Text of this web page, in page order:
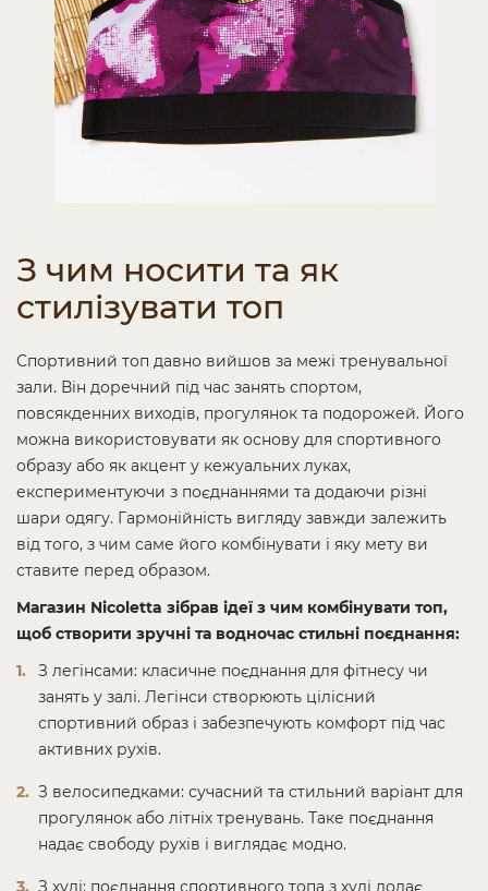
З чим носити та як
стилізувати топ
Спортивний топ давно вийшов за межі тренувальної
зали. Він доречний під час занять спортом,
повсякденних виходів, прогулянок та подорожей. Його
можна використовувати як основу для спортивного
образу або як акцент у кежуальних луках,
експериментуючи з поєднаннями та додаючи різні
шари одягу. Гармонійність вигляду завжди залежить
від того, з чим саме його комбінувати і яку мету ви
ставите перед образом.
Магазин Nicoletta зібрав ідеї з чим комбінувати топ,
щоб створити зручні та водночас стильні поєднання:
З легінсами: класичне поєднання для фітнесу чи
занять у залі. Легінси створюють цілісний
спортивний образ і забезпечують комфорт під час
активних рухів.
З велосипедками: сучасний та стильний варіант для
прогулянок або літніх тренувань. Таке поєднання
надає свободу рухів і виглядає модно.
З худі: поєднання спортивного топа з худі додає